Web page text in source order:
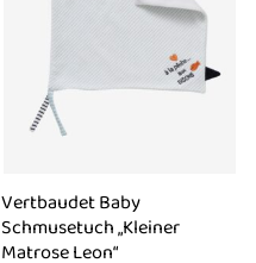
Vertbaudet Baby
Schmusetuch „Kleiner
Matrose Leon“